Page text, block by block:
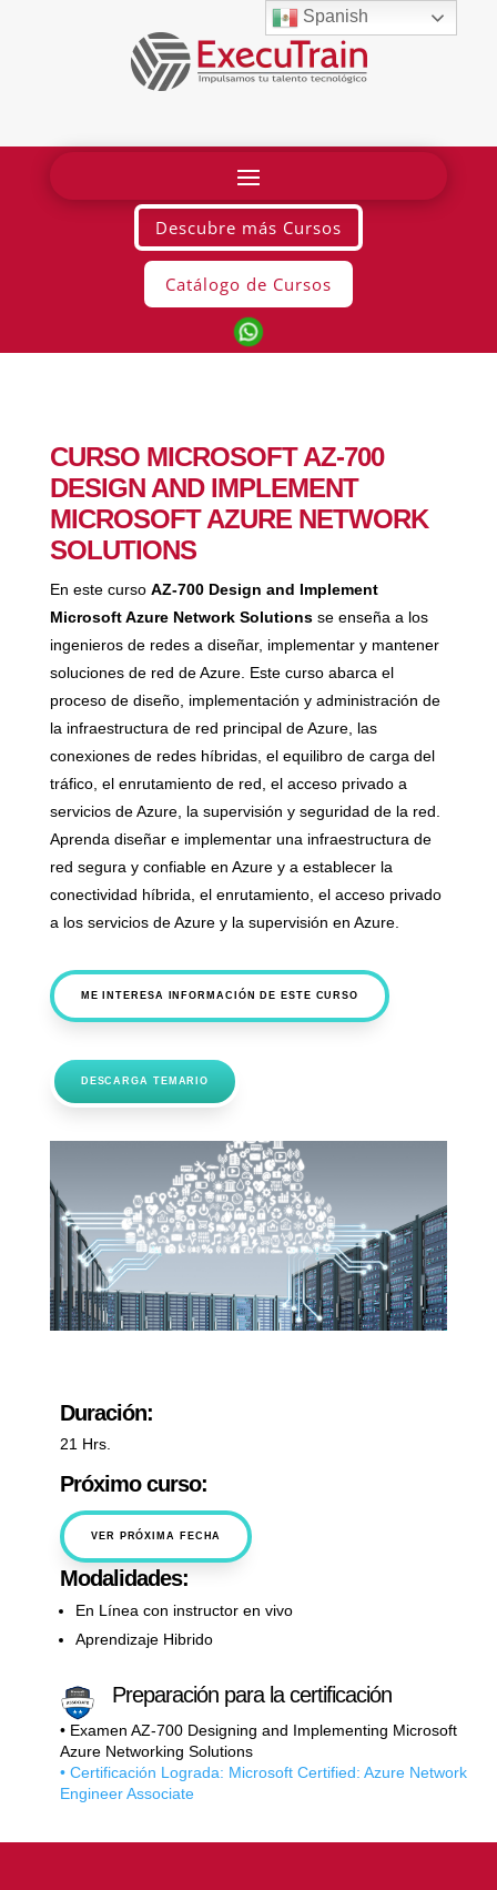
Descubre más Cursos
Catálogo de Cursos
CURSO MICROSOFT AZ-700
DESIGN AND IMPLEMENT
MICROSOFT AZURE NETWORK
SOLUTIONS
En este curso AZ-700 Design and Implement
Microsoft Azure Network Solutionsse enseña a los
ingenieros de redes a diseñar, implementar y mantener
soluciones de red de Azure. Este curso abarca el
proceso de diseño, implementación y administración de
la infraestructura de red principal de Azure, las
conexiones de redes híbridas, el equilibro de carga del
tráfico, el enrutamiento de red, el acceso privado a
servicios de Azure, la supervisión y seguridad de la red.
Aprenda diseñar e implementar una infraestructura de
red segura y confiable en Azure y a establecer la
conectividad híbrida, el enrutamiento, el acceso privado
a los servicios de Azure y la supervisión en Azure.
ME INTERESA INFORMACIÓN DE ESTE CURSO
DESCARGA TEMARIO
Duración:
21 Hrs.
Próximo curso:
VER PRÓXIMA FECHA
Modalidades:
En Línea con instructor en vivo
Aprendizaje Hibrido
Preparación para la certificación
• Examen AZ-700 Designing and Implementing Microsoft
Azure Networking Solutions
• Certificación Lograda: Microsoft Certified: Azure Network
Engineer Associate
Spanish